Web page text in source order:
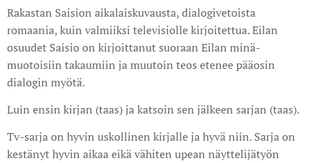
Rakastan Saision aikalaiskuvausta, dialogivetoista
romaania, kuin valmiiksi televisiolle kirjoitettua. Eilan
osuudet Saisio on kirjoittanut suoraan Eilan minä-
muotoisiin takaumiin ja muutoin teos etenee pääosin
dialogin myötä.
Luin ensin kirjan (taas) ja katsoin sen jälkeen sarjan (taas).
Tv-sarja on hyvin uskollinen kirjalle ja hyvä niin. Sarja on
kestänyt hyvin aikaa eikä vähiten upean näyttelijätyön